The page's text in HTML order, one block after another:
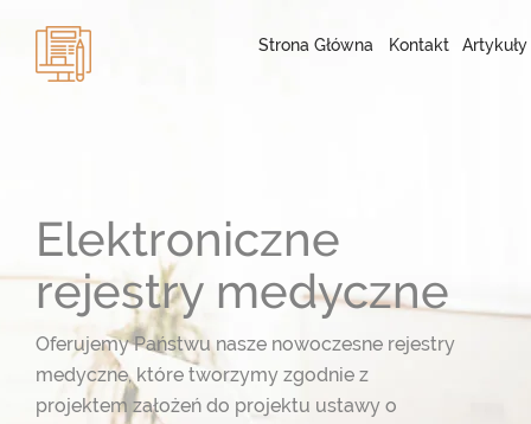
Strona Główna Kontakt Artykuły
Elektroniczne
rejestry medyczne
Oferujemy Państwu nasze nowoczesne rejestry
medyczne, które tworzymy zgodnie z
projektem założeń do projektu ustawy o